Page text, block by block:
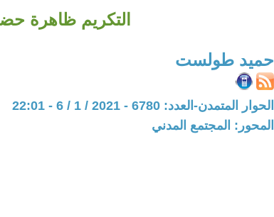
التكريم ظاهرة
حميد طولست
الحوار المتمدن-العدد: 6780 - 2021 / 1 / 6 - 22:01
المحور: المجتمع المدني